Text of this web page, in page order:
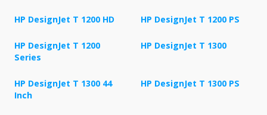
HP DesignJet T 1200 HD HP DesignJet T 1200 PS
HP DesignJet T 1200
Series
HP DesignJet T 1300
HP DesignJet T 1300 44
Inch
HP DesignJet T 1300 PS